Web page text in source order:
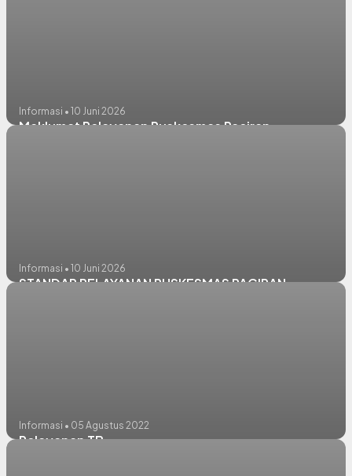
Informasi • 10 Juni 2026
Maklumat Pelayanan Puskesmas Paciran
Informasi • 10 Juni 2026
STANDAR PELAYANAN PUSKESMAS PACIRAN
Informasi • 05 Agustus 2022
Pelayanan TB